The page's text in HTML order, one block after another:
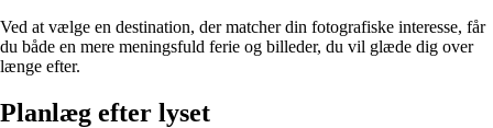
Ved at vælge en destination, der matcher din fotografiske interesse, får
du både en mere meningsfuld ferie og billeder, du vil glæde dig over
længe efter.
Planlæg efter lyset